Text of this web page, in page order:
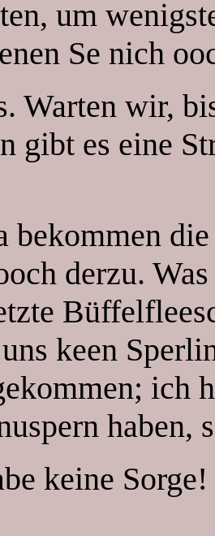
um
Se nich
Warten wir,
gibt es eine
bekommen
derzu.
keen
ich
haben,
keine